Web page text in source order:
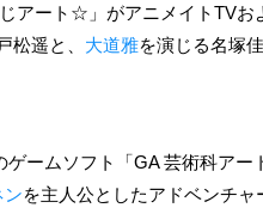
アート☆」がアニメイトTVお
松遥と、 大道雅を演じる名塚
ームソフト「GA 芸術科アー
ンを主人公としたアドベンチ